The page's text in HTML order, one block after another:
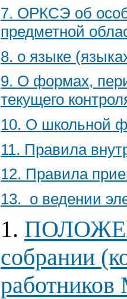
7. ОРКСЭ об
предметной
8. о языке
9. О формах,
текущего
10. О школьной
11. Правила
12. Правила
13. о ведении
1.
собрании